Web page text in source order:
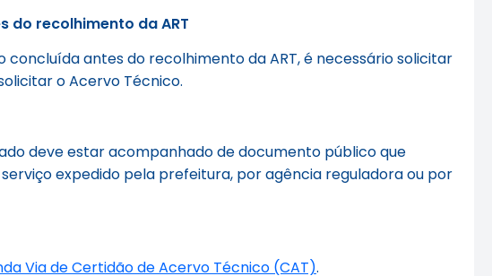
recolhimento da ART
concluída antes do recolhimento da ART, é necessário solicitar
o Acervo Técnico.
deve estar acompanhado de documento público que
expedido pela prefeitura, por agência reguladora ou por
Via de Certidão de Acervo Técnico (CAT).